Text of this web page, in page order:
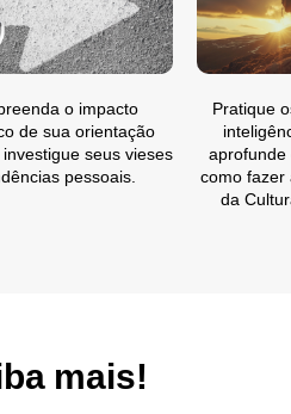
o impacto
de sua orientação
seus vieses
pessoais.
Pratique
aprofunde
como fazer
da
mais!